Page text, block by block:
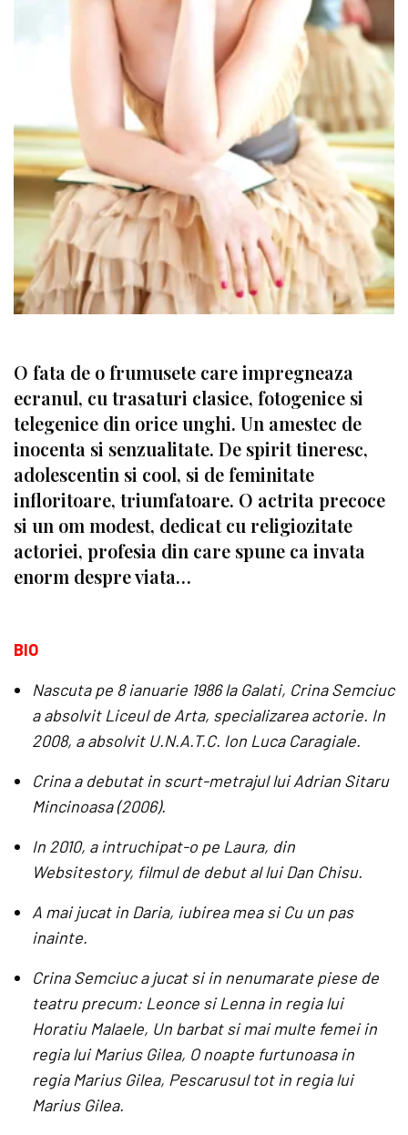
O fata de o frumusete care impregneaza
ecranul, cu trasaturi clasice, fotogenice si
telegenice din orice unghi. Un amestec de
inocenta si senzualitate. De spirit tineresc,
adolescentin si cool, si de feminitate
infloritoare, triumfatoare. O actrita precoce
si un om modest, dedicat cu religiozitate
actoriei, profesia din care spune ca invata
enorm despre viata…
BIO
Nascuta pe 8 ianuarie 1986 la Galati, Crina Semciuc
a absolvit Liceul de Arta, specializarea actorie. In
2008, a absolvit U.N.A.T.C. Ion Luca Caragiale.
Crina a debutat in scurt-metrajul lui Adrian Sitaru
Mincinoasa (2006).
In 2010, a intruchipat-o pe Laura, din
Websitestory, filmul de debut al lui Dan Chisu.
A mai jucat in Daria, iubirea mea si Cu un pas
inainte.
Crina Semciuc a jucat si in nenumarate piese de
teatru precum: Leonce si Lenna in regia lui
Horatiu Malaele, Un barbat si mai multe femei in
regia lui Marius Gilea, O noapte furtunoasa in
regia Marius Gilea, Pescarusul tot in regia lui
Marius Gilea.